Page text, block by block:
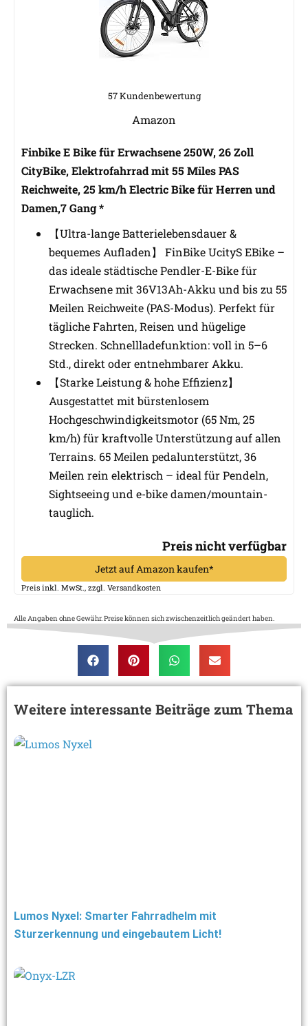
57 Kundenbewertung
Amazon
Finbike E Bike für Erwachsene 250W, 26 Zoll
CityBike, Elektrofahrrad mit 55 Miles PAS
Reichweite, 25 km/h Electric Bike für Herren und
Damen,7 Gang *
【Ultra-lange Batterielebensdauer &
bequemes Aufladen】 FinBike UcityS EBike –
das ideale städtische Pendler-E-Bike für
Erwachsene mit 36V13Ah-Akku und bis zu 55
Meilen Reichweite (PAS-Modus). Perfekt für
tägliche Fahrten, Reisen und hügelige
Strecken. Schnellladefunktion: voll in 5–6
Std., direkt oder entnehmbarer Akku.
【Starke Leistung & hohe Effizienz】
Ausgestattet mit bürstenlosem
Hochgeschwindigkeitsmotor (65 Nm, 25
km/h) für kraftvolle Unterstützung auf allen
Terrains. 65 Meilen pedalunterstützt, 36
Meilen rein elektrisch – ideal für Pendeln,
Sightseeing und e-bike damen/mountain-
tauglich.
Preis nicht verfügbar
Jetzt auf Amazon kaufen*
Preis inkl. MwSt., zzgl. Versandkosten
Alle Angaben ohne Gewähr. Preise können sich zwischenzeitlich geändert haben.
Weitere interessante Beiträge zum Thema
Lumos Nyxel: Smarter Fahrradhelm mit
Sturzerkennung und eingebautem Licht!